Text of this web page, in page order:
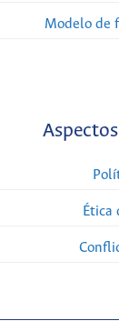
Modelo de
Ética